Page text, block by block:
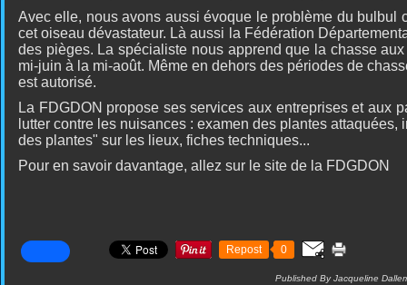
Avec elle, nous avons aussi évoque le problème du bulbul
cet oiseau dévastateur. Là aussi la Fédération
des pièges. La spécialiste nous apprend que la chasse
mi-juin à la mi-août. Même en dehors des périodes de
est autorisé.
La FDGDON propose ses services aux entreprises et aux
lutter contre les nuisances : examen des plantes attaquées,
des plantes" sur les lieux, fiches techniques...
Pour en savoir davantage, allez sur le site de la FDGDON
Repost 0
Published By Jacqueline